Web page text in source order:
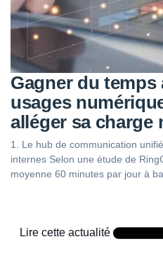
Gagner du
usages
alléger sa charge
1. Le hub de communication
internes Selon une étude de
moyenne 60 minutes par jour à
Lire cette actualité